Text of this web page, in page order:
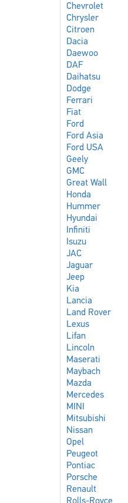
Chevrolet
Chrysler
Citroen
Dacia
Daewoo
DAF
Daihatsu
Dodge
Ferrari
Fiat
Ford
Ford Asia
Ford USA
Geely
GMC
Great Wall
Honda
Hummer
Hyundai
Infiniti
Isuzu
JAC
Jaguar
Jeep
Kia
Lancia
Land Rover
Lexus
Lifan
Lincoln
Maserati
Maybach
Mazda
Mercedes
MINI
Mitsubishi
Nissan
Opel
Peugeot
Pontiac
Porsche
Renault